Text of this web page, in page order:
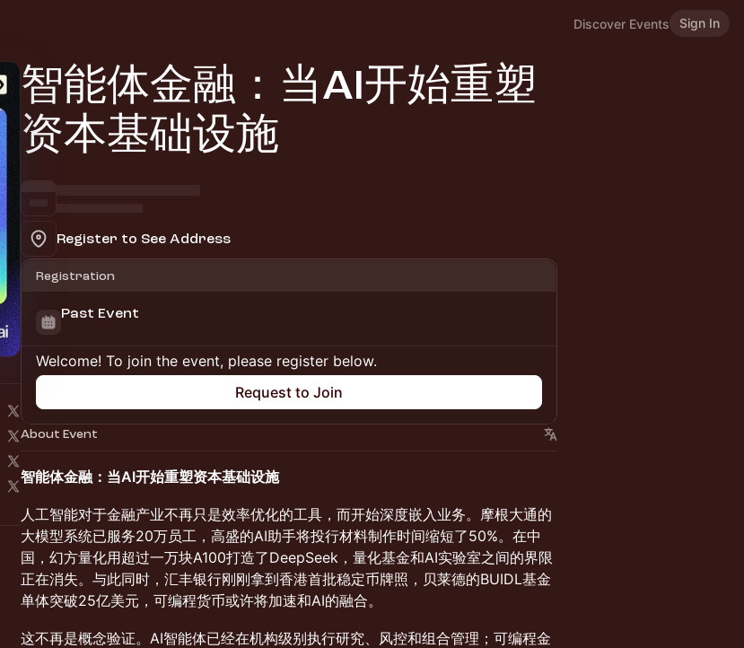
Discover Events Sign In
智能体金融：当AI开始重塑
资本基础设施
Register to See Address
Registration
Past Event
Welcome! To join the event, please register below.
Request to Join
About Event
智能体金融：当AI开始重塑资本基础设施
人工智能对于金融产业不再只是效率优化的工具，而开始深度嵌入业务。摩根大通的
大模型系统已服务20万员工，高盛的AI助手将投行材料制作时间缩短了50%。在中
国，幻方量化用超过一万块A100打造了DeepSeek，量化基金和AI实验室之间的界限
正在消失。与此同时，汇丰银行刚刚拿到香港首批稳定币牌照，贝莱德的BUIDL基金
单体突破25亿美元，可编程货币或许将加速和AI的融合。
这不再是概念验证。AI智能体已经在机构级别执行研究、风控和组合管理；可编程金